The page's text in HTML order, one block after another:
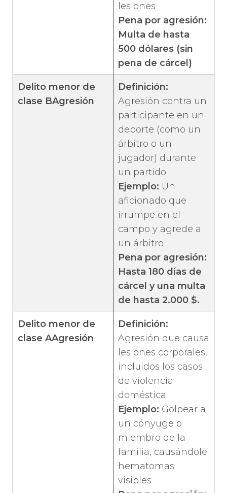
lesiones
Pena por agresión:
Multa de hasta
500 dólares (sin
pena de cárcel)
Delito menor de
clase BAgresión
Definición:
Agresión contra un
participante en un
deporte (como un
árbitro o un
jugador) durante
un partido
Ejemplo: Un
aficionado que
irrumpe en el
campo y agrede a
un árbitro
Pena por agresión:
Hasta 180 días de
cárcel y una multa
de hasta 2.000 $.
Delito menor de
clase AAgresión
Definición:
Agresión que causa
lesiones corporales,
incluidos los casos
de violencia
doméstica
Ejemplo: Golpear a
un cónyuge o
miembro de la
familia, causándole
hematomas
visibles